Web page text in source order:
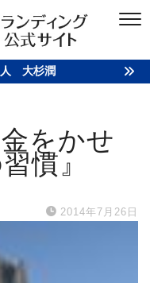
人 大杉潤
をかせ
慣』
2014年7月26日